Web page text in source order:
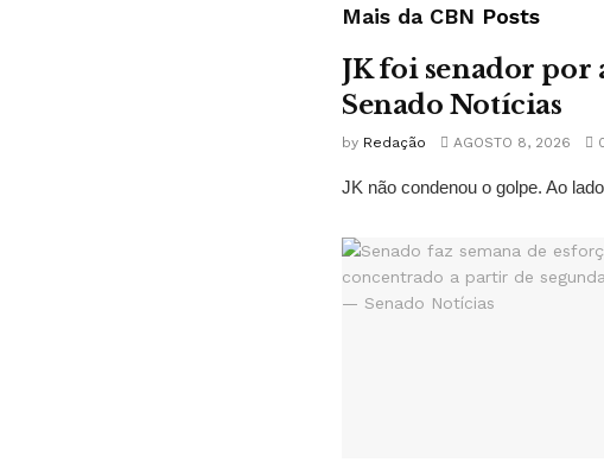
Mais da CBN Posts
JK foi senador por
Senado Notícias
by Redação AGOSTO 8, 2026
JK não condenou o golpe. Ao